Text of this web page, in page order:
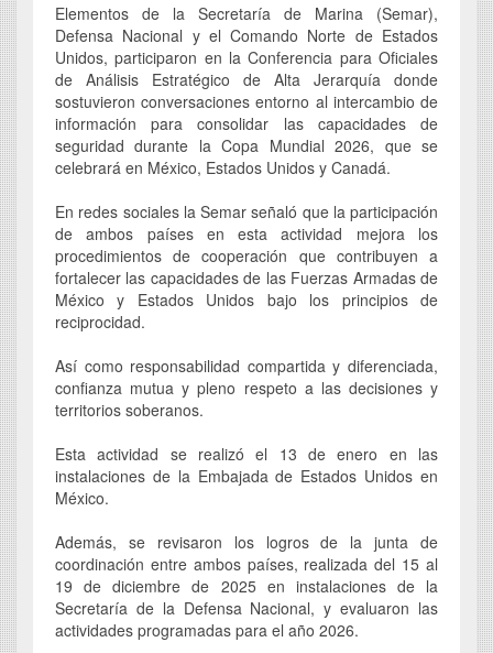
Elementos de la Secretaría de Marina (Semar),
Defensa Nacional y el Comando Norte de Estados
Unidos, participaron en la Conferencia para Oficiales
de Análisis Estratégico de Alta Jerarquía donde
sostuvieron conversaciones entorno al intercambio de
información para consolidar las capacidades de
seguridad durante la Copa Mundial 2026, que se
celebrará en México, Estados Unidos y Canadá.
En redes sociales la Semar señaló que la participación
de ambos países en esta actividad mejora los
procedimientos de cooperación que contribuyen a
fortalecer las capacidades de las Fuerzas Armadas de
México y Estados Unidos bajo los principios de
reciprocidad.
Así como responsabilidad compartida y diferenciada,
confianza mutua y pleno respeto a las decisiones y
territorios soberanos.
Esta actividad se realizó el 13 de enero en las
instalaciones de la Embajada de Estados Unidos en
México.
Además, se revisaron los logros de la junta de
coordinación entre ambos países, realizada del 15 al
19 de diciembre de 2025 en instalaciones de la
Secretaría de la Defensa Nacional, y evaluaron las
actividades programadas para el año 2026.